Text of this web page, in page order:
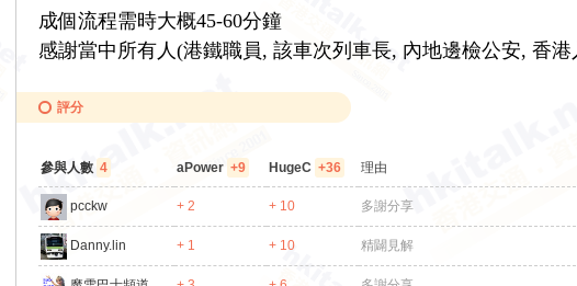
成個流程需時大概45-60分鐘
感謝當中所有人(港鐵職員,該車次列車長, 內地邊檢公安, 香
評分
參與人數 4 aPower +9 HugeC +36 理由
pcckw + 2 + 10 多謝分享
Danny.lin + 1 + 10 精闢見解